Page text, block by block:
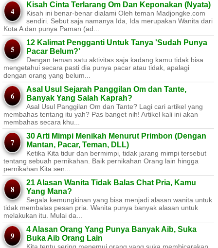
Kisah Cinta Terlarang Om Dan Keponakan (Nyata)
Kisah ini benar-benar dialami Oleh teman Madjongke.com
sendiri. Sebut saja namanya Ida, Ida merupakan Wanita dari
Kota A dan punya Paman (ad...
12 Kalimat Pengganti Untuk Tanya 'Sudah Punya
Pacar Belum?'
Dengan teman satu aktivitas saja kadang kamu tidak bisa
mengetahui secara pasti dia punya pacar atau tidak, apalagi
dengan orang yang belum...
Asal Usul Sejarah Panggilan Om dan Tante,
Banyak Yang Salah Kaprah?
Asal Usul Panggilan Om dan Tante? Lagi cari artikel yang
membahas tentang itu yah? Pas banget nih! Artikel kali ini akan
membahas secara khu...
30 Arti Mimpi Menikah Menurut Primbon (Dengan
Mantan, Pacar, Teman, DLL)
Ketika Kita tidur dan bermimpi, tidak jarang mimpi tersebut
tentang sebuah pernikahan. Baik pernikahan Orang lain hingga
pernikahan Kita sen...
21 Alasan Wanita Tidak Balas Chat Pria, Kamu
Yang Mana?
Segala kemungkinan yang bisa menjadi alasan wanita untuk
tidak membalas pesan pria. Wanita punya banyak alasan untuk
melakukan itu. Mulai da...
4 Alasan Orang Yang Punya Banyak Aib, Suka
Buka Aib Orang Lain